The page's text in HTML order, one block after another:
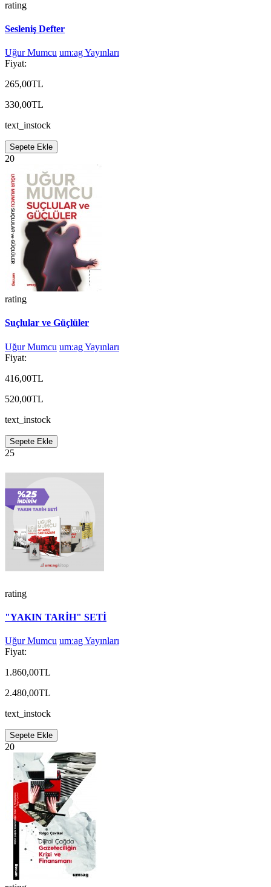
rating
Sesleniş Defter
Uğur Mumcu um:ag Yayınları
Fiyat:
265,00TL
330,00TL
text_instock
Sepete Ekle
20
rating
Suçlular ve Güçlüler
Uğur Mumcu um:ag Yayınları
Fiyat:
416,00TL
520,00TL
text_instock
Sepete Ekle
25
rating
"YAKIN TARİH" SETİ
Uğur Mumcu um:ag Yayınları
Fiyat:
1.860,00TL
2.480,00TL
text_instock
Sepete Ekle
20